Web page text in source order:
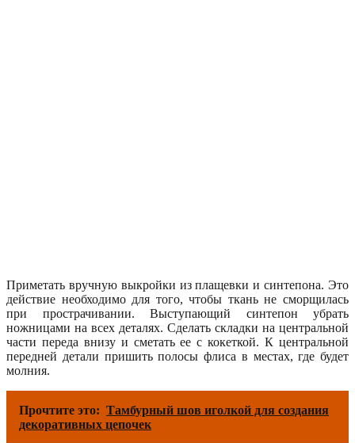
Приметать вручную выкройки из плащевки и синтепона. Это
действие необходимо для того, чтобы ткань не сморщилась
при прострачивании. Выступающий синтепон убрать
ножницами на всех деталях. Сделать складки на центральной
части переда внизу и сметать ее с кокеткой. К центральной
передней детали пришить полосы флиса в местах, где будет
молния.
Прочтите это: Тамбурный шов иголкой для создания
декоративных цепочек